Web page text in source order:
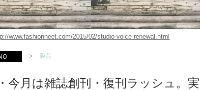
www.fashionneet.com/2015/02/studio-voice-renewal.html
製品
今月は雑誌創刊・復刊ラッシュ。